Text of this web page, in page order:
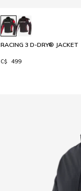
RACING 3 D-DRY® JACKET
C$ 499